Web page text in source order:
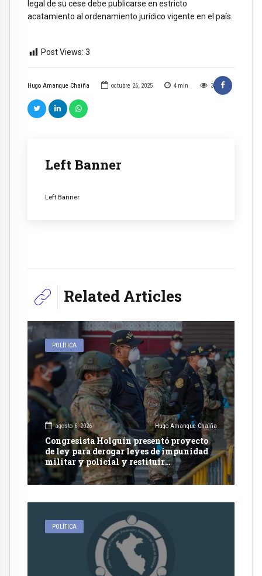
Hugo Amanque Chaiña octubre 26, 2025 4 min 3
Left Banner
Left Banner
legal de su cese debe publicarse en estricto
acatamiento al ordenamiento jurídico vigente en el país.
Post Views: 3
Related Articles
POLÍTICA
agosto 6, 2026 Hugo Amanque Chaiña
Congresista Holguín presentó proyecto
de ley para derogar leyes de impunidad
militar y policial y restituir
competencia de justicia ordinaria
POLÍTICA